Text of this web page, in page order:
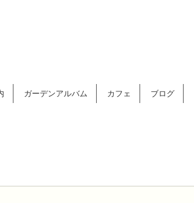
ガーデンアルバム カフェ ブログ